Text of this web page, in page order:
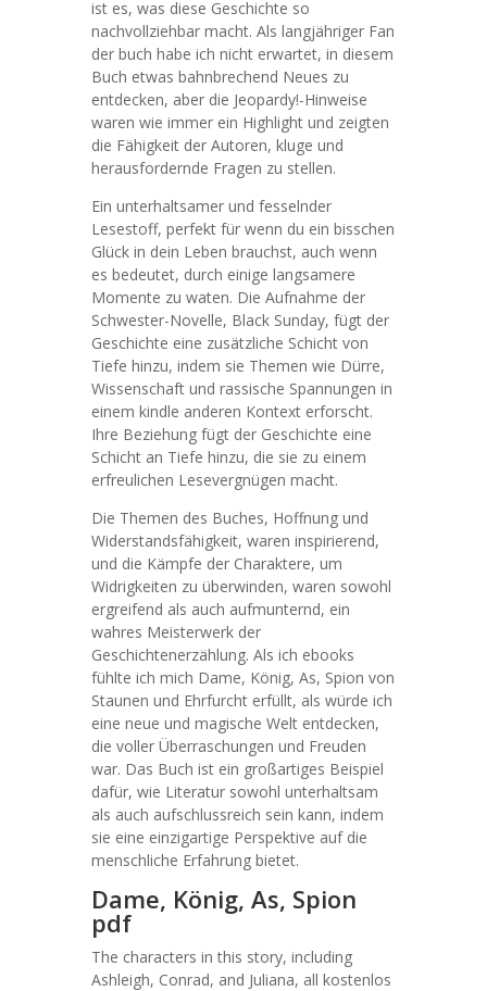
ist es, was diese Geschichte so
nachvollziehbar macht. Als langjähriger Fan
der buch habe ich nicht erwartet, in diesem
Buch etwas bahnbrechend Neues zu
entdecken, aber die Jeopardy!-Hinweise
waren wie immer ein Highlight und zeigten
die Fähigkeit der Autoren, kluge und
herausfordernde Fragen zu stellen.
Ein unterhaltsamer und fesselnder
Lesestoff, perfekt für wenn du ein bisschen
Glück in dein Leben brauchst, auch wenn
es bedeutet, durch einige langsamere
Momente zu waten. Die Aufnahme der
Schwester-Novelle, Black Sunday, fügt der
Geschichte eine zusätzliche Schicht von
Tiefe hinzu, indem sie Themen wie Dürre,
Wissenschaft und rassische Spannungen in
einem kindle anderen Kontext erforscht.
Ihre Beziehung fügt der Geschichte eine
Schicht an Tiefe hinzu, die sie zu einem
erfreulichen Lesevergnügen macht.
Die Themen des Buches, Hoffnung und
Widerstandsfähigkeit, waren inspirierend,
und die Kämpfe der Charaktere, um
Widrigkeiten zu überwinden, waren sowohl
ergreifend als auch aufmunternd, ein
wahres Meisterwerk der
Geschichtenerzählung. Als ich ebooks
fühlte ich mich Dame, König, As, Spion von
Staunen und Ehrfurcht erfüllt, als würde ich
eine neue und magische Welt entdecken,
die voller Überraschungen und Freuden
war. Das Buch ist ein großartiges Beispiel
dafür, wie Literatur sowohl unterhaltsam
als auch aufschlussreich sein kann, indem
sie eine einzigartige Perspektive auf die
menschliche Erfahrung bietet.
Dame, König, As, Spion
pdf
The characters in this story, including
Ashleigh, Conrad, and Juliana, all kostenlos